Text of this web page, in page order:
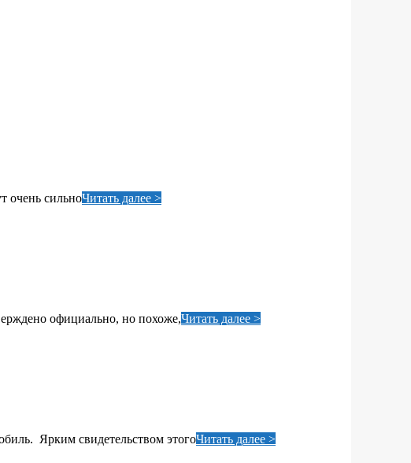
очень сильноЧитать далее >
официально, но похоже,Читать далее >
Ярким свидетельством этогоЧитать далее >